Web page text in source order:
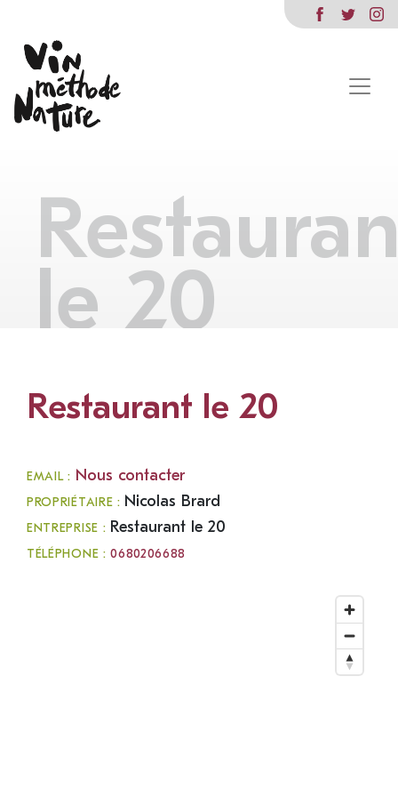
le 20
Restaurant le 20
EMAIL : Nous contacter
PROPRIÉTAIRE : Nicolas Brard
ENTREPRISE : Restaurant le 20
TÉLÉPHONE :0680206688